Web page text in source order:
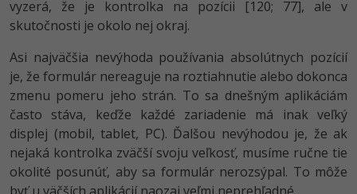
UX
Copywriting -30%
MS Office -80%
Google Dokumenty
Adobe Lightroom
Adobe InDesign -25%
Adobe After Effects
Blender -80%
vyzerá, že je kontrolka na pozícii [120; 77], ale v
skutočnosti je okolo nej okraj.
Asi najväčšia nevýhoda používania absolútnych pozícií
je, že formulár nereaguje na roztiahnutie alebo dokonca
zmenu pomeru jeho strán. To sa dnešným aplikáciám
často stáva, keďže každé zariadenie má inak veľký
displej (mobil, tablet, PC). Ďalšou nevýhodou je, že ak
nejaká kontrolka zväčší svoju veľkosť, musíme ručne tie
okolité posunúť, aby sa formulár nerozsýpal. To môže